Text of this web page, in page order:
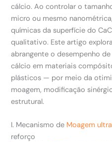
cálcio. Ao controlar o
micro ou mesmo
químicas da superfície do
qualitativo. Este artigo
abrangente o desempenho
cálcio em materiais
plásticos — por meio da
moagem, modificação
estrutural.
I. Mecanismo de Moagem
reforço